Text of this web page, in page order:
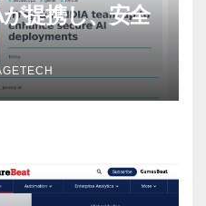
提携し、安全